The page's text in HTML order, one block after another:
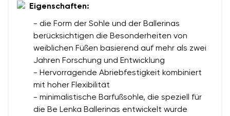
Eigenschaften:
- die Form der Sohle und der Ballerinas
berücksichtigen die Besonderheiten von
weiblichen Füßen basierend auf mehr als zwei
Jahren Forschung und Entwicklung
- Hervorragende Abriebfestigkeit kombiniert
mit hoher Flexibilität
- minimalistische Barfußsohle, die speziell für
die Be Lenka Ballerinas entwickelt wurde
einverstanden.
Bedingungenund deren Veröffentlichung
einverstanden.
Bewertung hinzufügen